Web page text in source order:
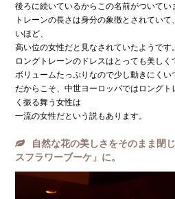
後ろに続いているからこの名前がついてい
トレーンの長さは身分の象徴とされてい
いほど、
高い位の女性だと見なされていたようです。
ロングトレーンのドレスはとっても美しく
ボリュームたっぷりなので少し動きにくい
だからこそ、中世ヨーロッパではロング
く振る舞う女性は
一流の女性だという説もあります。
自然な花の美しさをそのまま閉
スフラワーブーケ」に。